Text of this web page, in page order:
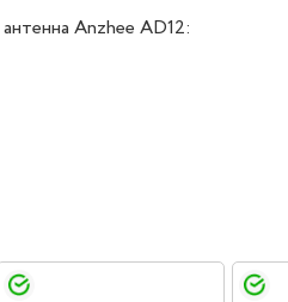
Anzhee AD12: